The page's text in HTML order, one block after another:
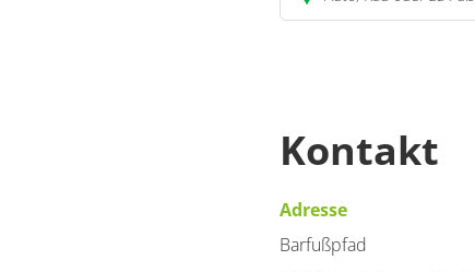
Kontakt
Adresse
Barfußpfad